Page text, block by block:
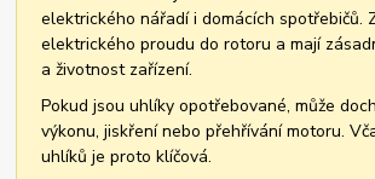
elektrického nářadí i domácích spotřebičů.
elektrického proudu do rotoru a mají
a životnost zařízení.
Pokud jsou uhlíky opotřebované, může
výkonu, jiskření nebo přehřívání motoru.
uhlíků je proto klíčová.